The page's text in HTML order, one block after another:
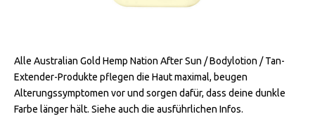
Alle Australian Gold Hemp Nation After Sun / Bodylotion / Tan-
Extender-Produkte pflegen die Haut maximal, beugen
Alterungssymptomen vor und sorgen dafür, dass deine dunkle
Farbe länger hält. Siehe auch die ausführlichen Infos.